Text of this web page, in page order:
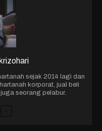
sejak 2014 lagi dan
korporat, jual beli
seorang pelabur.